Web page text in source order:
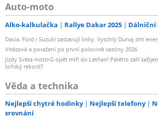
Auto-moto
Alko-kalkulačka Rallye Dakar 2025 Dálniční
Dacia, Ford i Suzuki zastavují linky. Vyschlý Dunaj drtí
Vítězové a poražení po první polovině sezóny 2026
Jízdy Světa motorů opět míří do Letňan! Pátého září
loňský rekord?
Věda a technika
Nejlepší chytré hodinky Nejlepší telefony
srovnání